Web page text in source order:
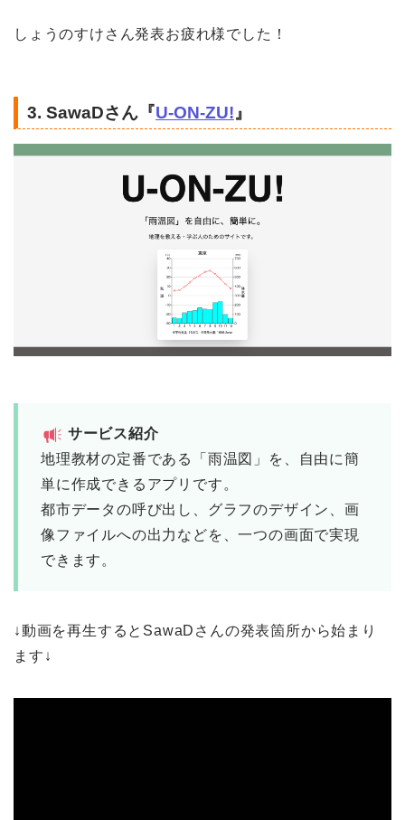
しょうのすけさん発表お疲れ様でした！
3. SawaDさん『U-ON-ZU!』
サービス紹介
地理教材の定番である「雨温図」を、自由に簡
単に作成できるアプリです。
都市データの呼び出し、グラフのデザイン、画
像ファイルへの出力などを、一つの画面で実現
できます。
↓動画を再生するとSawaDさんの発表箇所から始まり
ます↓